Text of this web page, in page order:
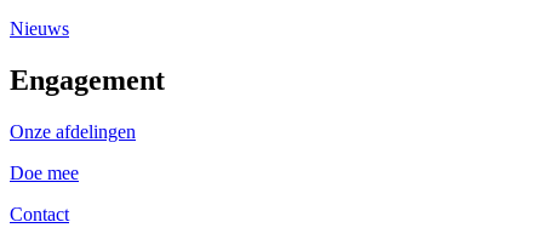
Nieuws
Engagement
Onze afdelingen
Doe mee
Contact